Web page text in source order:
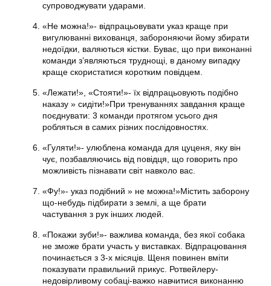
супроводжувати ударами.
«Не можна!»- відпрацьовувати указ краще при
вигулюванні вихованця, забороняючи йому збирати
недоїдки, валяються кістки. Буває, що при виконанні
команди з’являються труднощі, в даному випадку
краще скористатися коротким повідцем.
«Лежати!», «Стояти!»- їх відпрацьовують подібно
наказу » сидіти!»При тренуваннях завдання краще
поєднувати: 3 команди протягом усього дня
робляться в самих різних послідовностях.
«Гуляти!»- улюблена команда для цуценя, яку він
чує, позбавляючись від повідця, що говорить про
можливість пізнавати світ навколо вас.
«Фу!»- указ подібний » не можна!»Містить заборону
що-небудь підбирати з землі, а ще брати
частування з рук інших людей.
«Покажи зуби!»- важлива команда, без якої собака
не зможе брати участь у виставках. Відпрацювання
починається з 3-х місяців. Щеня повинен вміти
показувати правильний прикус. Ротвейлеру-
недовірливому собаці-важко навчитися виконанню